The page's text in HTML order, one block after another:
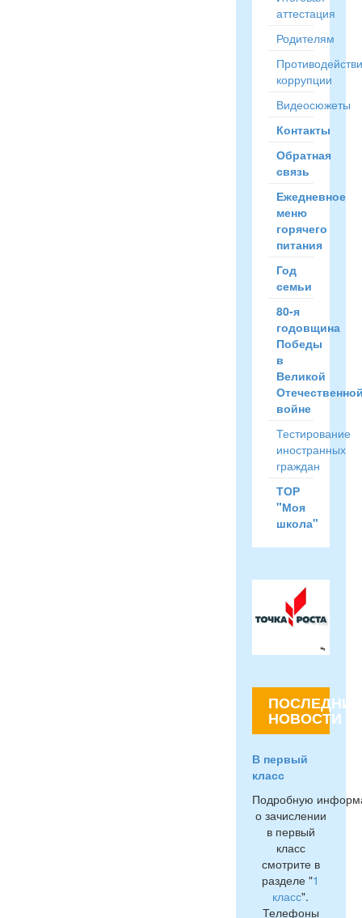
аттестация
Родителям
коррупции
Видеосюжеты
Контакты
Обратная
связь
Ежедневное
меню
горячего
питания
Год
семьи
80-я
годовщина
Победы
в
Великой
войне
Тестирование
иностранных
граждан
ТОР
"Моя
школа"
ПОСЛЕДНИЕ
НОВОСТИ
В первый
класс
Подробную
о зачислении
в первый
класс
смотрите в
разделе "1
класс".
Телефоны